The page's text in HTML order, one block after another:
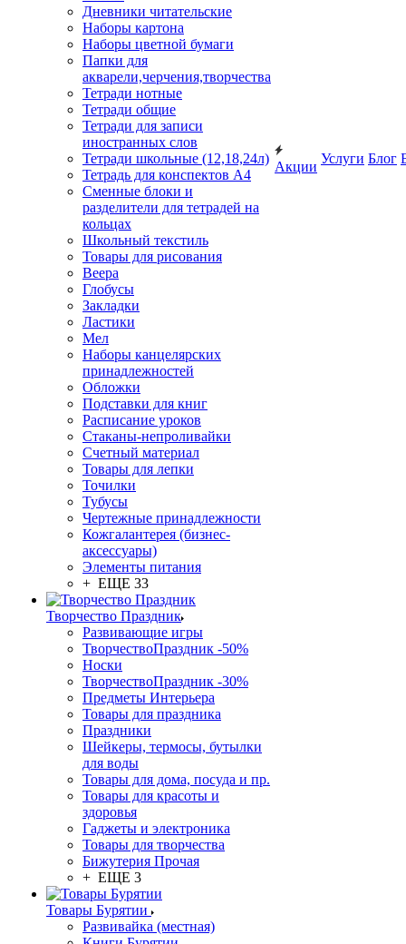
Дневники читательские
Наборы картона
Наборы цветной бумаги
Папки для
акварели,черчения,творчества
Тетради нотные
Тетради общие
Тетради для записи
иностранных слов
Тетради школьные (12,18,24л)
Тетрадь для конспектов А4
Сменные блоки и
разделители для тетрадей на
кольцах
Школьный текстиль
Товары для рисования
Веера
Глобусы
Закладки
Ластики
Мел
Наборы канцелярских
принадлежностей
Обложки
Подставки для книг
Расписание уроков
Стаканы-непроливайки
Счетный материал
Товары для лепки
Точилки
Тубусы
Чертежные принадлежности
Кожгалантерея (бизнес-
аксессуары)
Элементы питания
+ ЕЩЕ 33
Творчество Праздник
Развивающие игры
ТворчествоПраздник -50%
Носки
ТворчествоПраздник -30%
Предметы Интерьера
Товары для праздника
Праздники
Шейкеры, термосы, бутылки
для воды
Товары для дома, посуда и пр.
Товары для красоты и
здоровья
Гаджеты и электроника
Товары для творчества
Бижутерия Прочая
+ ЕЩЕ 3
Товары Бурятии
Развивайка (местная)
Акции
Услуги Блог